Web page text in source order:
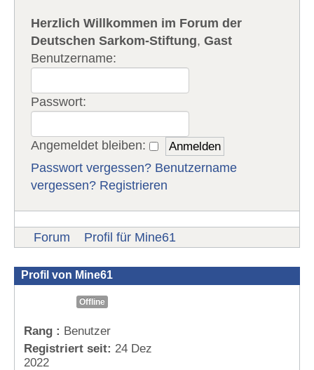
Herzlich Willkommen im Forum der
Deutschen Sarkom-Stiftung,Gast
Benutzername:
Passwort:
Angemeldet bleiben:
Passwort vergessen? Benutzername
vergessen? Registrieren
Forum Profil für Mine61
Profil von Mine61
Offline
Rang : Benutzer
Registriert seit: 24 Dez
2022